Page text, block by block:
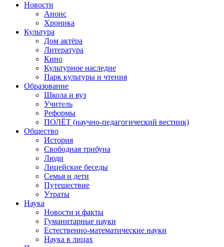
Новости
Анонс
Хроника
Культура
Дом актёра
Литература
Кино
Культурное наследие
Парк культуры и чтения
Образование
Школа и вуз
Учитель
Реформы
ПОЛЁТ (научно-педагогический вестник)
Общество
История
Свободная трибуна
Люди
Лицейские беседы
Семья и дети
Путешествие
Утраты
Наука
Новости и факты
Гуманитарные науки
Естественно-математические науки
Наука в лицах